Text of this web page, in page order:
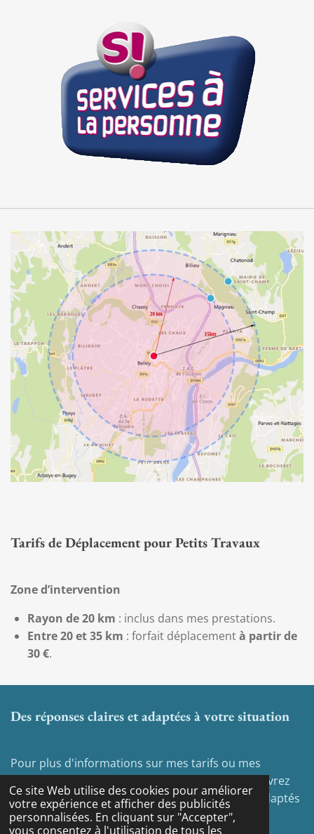
Ce site Web utilise des cookies pour améliorer
votre expérience et afficher des publicités
personnalisées. En cliquant sur "Accepter",
vous consentez à l'utilisation de tous les
Tarifs de Déplacement pour Petits Travaux
Zone d’intervention
Rayon de 20 km : inclus dans mes prestations.
Entre 20 et 35 km : forfait déplacementà partir de
30 €.
Des réponses claires et adaptées à votre situation
Pour plus d'informations sur mes tarifs ou mes
services à la personne, contactez-moi. Vous recevrez
des détails et des explications personnalisées, adaptés
à vos besoins.